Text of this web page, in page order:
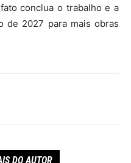
conclua o trabalho e a
de 2027 para mais obras
DO AUTOR